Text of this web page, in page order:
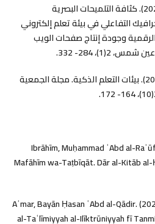
محمد، شعبان حمدي طلب. (2021). كثافة التلميحات البصرية
التفاعلي في بيئة تعلم إلكتروني
وجودة إنتاج صفحات الويب
284- 332.
مدكور، أيمن فوزي خطاب. (2022). بيئات التعلم الذكية. مجلة الجمعية
Ibrāhīm, Muḥammad ʿAbd al-
Mafāhīm wa-Taṭbīqāt. Dār al-Kitāb
Aʿmar, Bayān Ḥasan ʿAbd al-Qādir.
al-Taʿlīmiyyah al-Ilīktrūniyyah fī